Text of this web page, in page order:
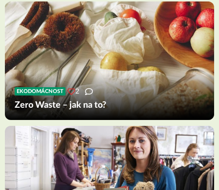
EKODOMÁCNOST 2
Zero Waste – jak na to?